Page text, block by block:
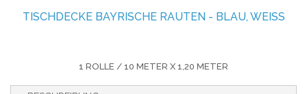
TISCHDECKE BAYRISCHE RAUTEN - BLAU, WEISS
1 ROLLE / 10 METER X 1,20 METER